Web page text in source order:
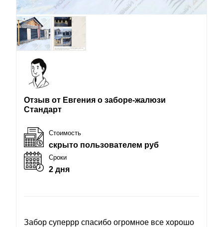
Отзыв от Евгения о заборе-жалюзи
Стандарт
Стоимость
скрыто пользователем руб
Сроки
2 дня
Забор суперрр спасибо огромное все хорошо